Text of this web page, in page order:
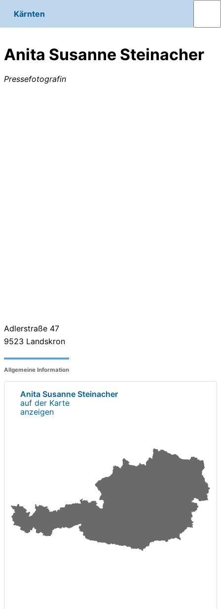
Kärnten
Anita Susanne Steinacher
Pressefotografin
Adlerstraße 47
9523 Landskron
Allgemeine Information
Anita Susanne Steinacher
auf der Karte
anzeigen